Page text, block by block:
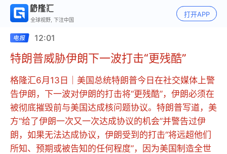
全球视野, 下注中国
打开APP
12:01
特朗普威胁伊朗下一波打击“更残酷”
格隆汇6月13日｜美国总统特朗普今日在社交媒体上警
告伊朗，下一波对伊朗的打击将“更残酷”，伊朗必须在
被彻底摧毁前与美国达成核问题协议。特朗普写道，美
方“给了伊朗一次又一次达成协议的机会”并警告过伊
朗，如果无法达成协议，伊朗受到的打击“将远超他们
所知、预期或被告知的任何程度”，因为美国制造全世